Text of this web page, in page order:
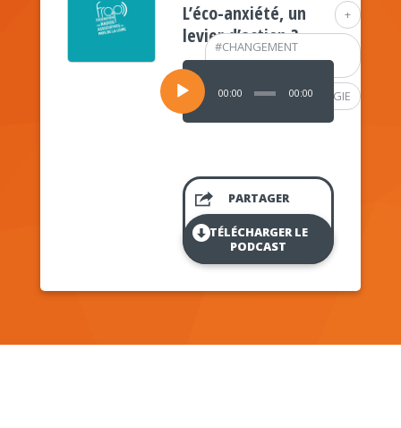
+
#CHANGEMENT
CLIMATIQUE
#PSYCHOLOGIE
L’éco-anxiété, un
levier d’action ?
Lecteur
audio
00:00 00:00
PARTAGER
TÉLÉCHARGER LE
PODCAST